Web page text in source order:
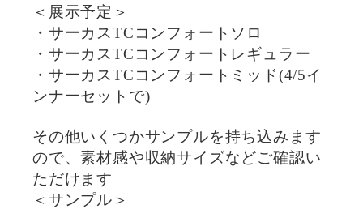
＜展示予定＞
・サーカスTCコンフォートソロ
・サーカスTCコンフォートレギュラー
・サーカスTCコンフォートミッド(4/5イ
ンナーセットで)
その他いくつかサンプルを持ち込みます
ので、素材感や収納サイズなどご確認い
ただけます
＜サンプル＞